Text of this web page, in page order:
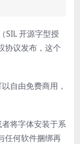
（SIL 开源字型授
协议发布，这个
自由免费商用，
将字体安装于系
任何软件捆绑再